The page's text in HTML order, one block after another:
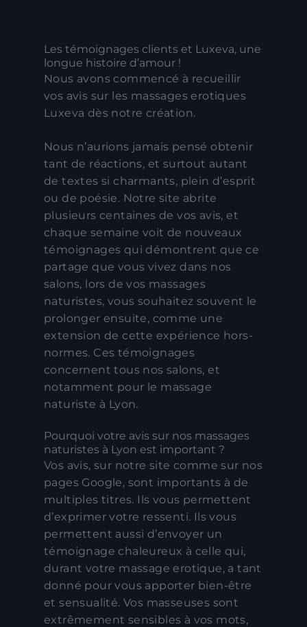
Les témoignages clients et Luxeva, une
longue histoire d’amour !
Nous avons commencé à recueillir
vos avis sur les massages erotiques
Luxeva dès notre création.
Nous n’aurions jamais pensé obtenir
tant de réactions, et surtout autant
de textes si charmants, plein d’esprit
ou de poésie. Notre site abrite
plusieurs centaines de vos avis, et
chaque semaine voit de nouveaux
témoignages qui démontrent que ce
partage que vous vivez dans nos
salons, lors de vos massages
naturistes, vous souhaitez souvent le
prolonger ensuite, comme une
extension de cette expérience hors-
normes. Ces témoignages
concernent tous nos salons, et
notamment pour le massage
naturiste à Lyon.
Pourquoi votre avis sur nos massages
naturistes à Lyon est important ?
Vos avis, sur notre site comme sur nos
pages Google, sont importants à de
multiples titres. Ils vous permettent
d’exprimer votre ressenti. Ils vous
permettent aussi d’envoyer un
témoignage chaleureux à celle qui,
durant votre massage erotique, a tant
donné pour vous apporter bien-être
et sensualité. Vos masseuses sont
extrêmement sensibles à vos mots,